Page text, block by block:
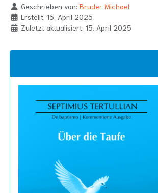
Geschrieben von: Bruder Michael
Erstellt: 15. April 2025
Zuletzt aktualisiert: 15. April 2025